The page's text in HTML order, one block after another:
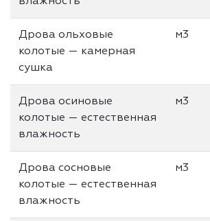
Дрова ольховые
колотые — камерная
сушка
м3
Дрова осиновые
колотые — естественная
влажность
м3
Дрова сосновые
колотые — естественная
влажность
м3